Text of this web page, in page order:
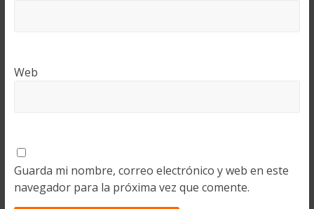
Web
Guarda mi nombre, correo electrónico y web en este
navegador para la próxima vez que comente.